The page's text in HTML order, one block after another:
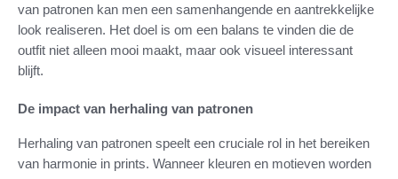
van patronen kan men een samenhangende en aantrekkelijke
look realiseren. Het doel is om een balans te vinden die de
outfit niet alleen mooi maakt, maar ook visueel interessant
blijft.
De impact van herhaling van patronen
Herhaling van patronen speelt een cruciale rol in het bereiken
van harmonie in prints. Wanneer kleuren en motieven worden